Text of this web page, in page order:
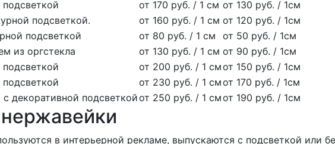
от 170 руб. / 1 см от 130 руб. / 1см
подсветкой.
от 160 руб. / 1 см от 120 руб. / 1см
подсветкой
от 80 руб. / 1 см
от 50 руб. / 1см
из оргстекла
от 130 руб. / 1 см от 90 руб. / 1см
от 200 руб. / 1 смот 150 руб. / 1см
от 230 руб. / 1 смот 170 руб. / 1см
декоративной подсветкойот 250 руб. / 1 смот 190 руб. / 1см
в интерьерной рекламе, выпускаются с подсветкой или